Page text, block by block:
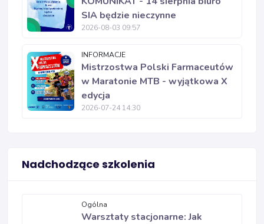
SIA będzie nieczynne
2026-08-03 09:57
INFORMACJE
Mistrzostwa Polski Farmaceutów
w Maratonie MTB - wyjątkowa X
edycja
2026-07-24 14:30
Nadchodzące szkolenia
Ogólna
Warsztaty stacjonarne: Jak